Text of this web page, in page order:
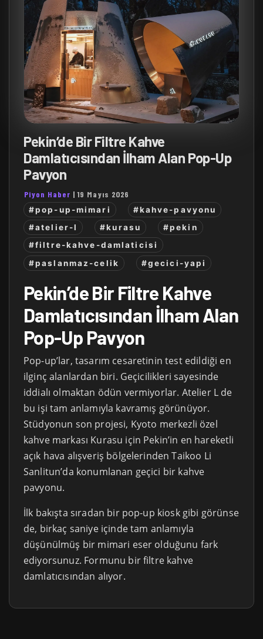
Pekin’de Bir Filtre Kahve
Damlatıcısından İlham Alan Pop-Up
Pavyon
Piyon Haber |19 Mayıs 2026
#pop-up-mimari
#kahve-pavyonu
#atelier-l
#kurasu
#pekin
#filtre-kahve-damlaticisi
#paslanmaz-celik
#gecici-yapi
Pekin’de Bir Filtre Kahve
Damlatıcısından İlham Alan
Pop-Up Pavyon
Pop-up’lar, tasarım cesaretinin test edildiği en
ilginç alanlardan biri. Geçicilikleri sayesinde
iddialı olmaktan ödün vermiyorlar. Atelier L de
bu işi tam anlamıyla kavramış görünüyor.
Stüdyonun son projesi, Kyoto merkezli özel
kahve markası Kurasu için Pekin’in en hareketli
açık hava alışveriş bölgelerinden Taikoo Li
Sanlitun’da konumlanan geçici bir kahve
pavyonu.
İlk bakışta sıradan bir pop-up kiosk gibi görünse
de, birkaç saniye içinde tam anlamıyla
düşünülmüş bir mimari eser olduğunu fark
ediyorsunuz. Formunu bir filtre kahve
damlatıcısından alıyor.